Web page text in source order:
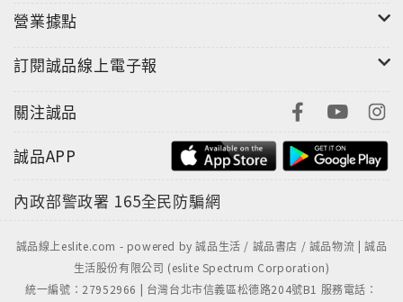
營業據點
訂閱誠品線上電子報
關注誠品
誠品APP
內政部警政署 165全民防騙網
誠品線上eslite.com - powered by 誠品生活 / 誠品書店 / 誠品物流 | 誠品
生活股份有限公司 (eslite Spectrum Corporation)
統一編號：27952966 | 台灣台北市信義區松德路204號B1 服務電話：